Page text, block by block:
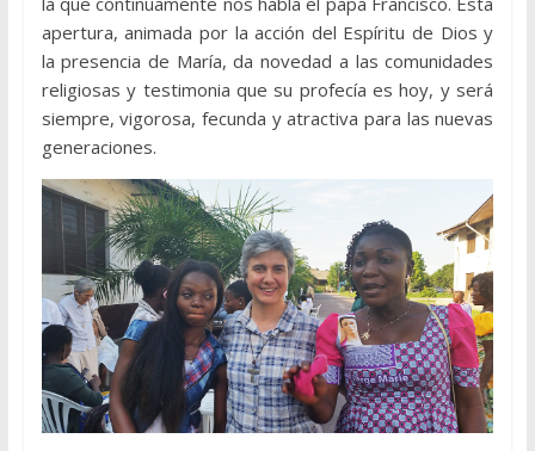
apertura, animada por la acción del Espíritu de Dios y
la presencia de María, da novedad a las comunidades
religiosas y testimonia que su profecía es hoy, y será
siempre, vigorosa, fecunda y atractiva para las nuevas
generaciones.